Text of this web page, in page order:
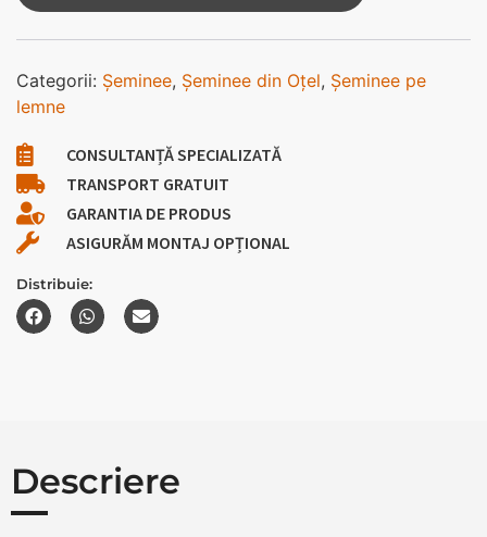
Categorii: Șeminee, Șeminee din Oțel, Șeminee pe
lemne
CONSULTANȚĂ SPECIALIZATĂ
TRANSPORT GRATUIT
GARANTIA DE PRODUS
ASIGURĂM MONTAJ OPȚIONAL
Distribuie:
Descriere